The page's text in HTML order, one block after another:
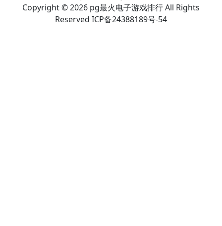
Copyright © 2026 pg最火电子游戏排行 All Rights
Reserved ICP备24388189号-54